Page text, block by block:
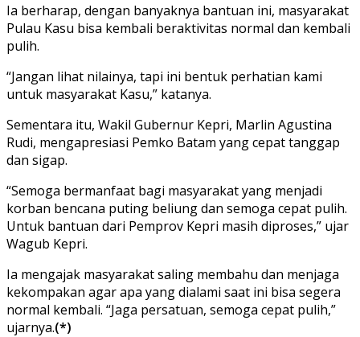
Ia berharap, dengan banyaknya bantuan ini, masyarakat
Pulau Kasu bisa kembali beraktivitas normal dan kembali
pulih.
“Jangan lihat nilainya, tapi ini bentuk perhatian kami
untuk masyarakat Kasu,” katanya.
Sementara itu, Wakil Gubernur Kepri, Marlin Agustina
Rudi, mengapresiasi Pemko Batam yang cepat tanggap
dan sigap.
“Semoga bermanfaat bagi masyarakat yang menjadi
korban bencana puting beliung dan semoga cepat pulih.
Untuk bantuan dari Pemprov Kepri masih diproses,” ujar
Wagub Kepri.
Ia mengajak masyarakat saling membahu dan menjaga
kekompakan agar apa yang dialami saat ini bisa segera
normal kembali. “Jaga persatuan, semoga cepat pulih,”
ujarnya.(*)